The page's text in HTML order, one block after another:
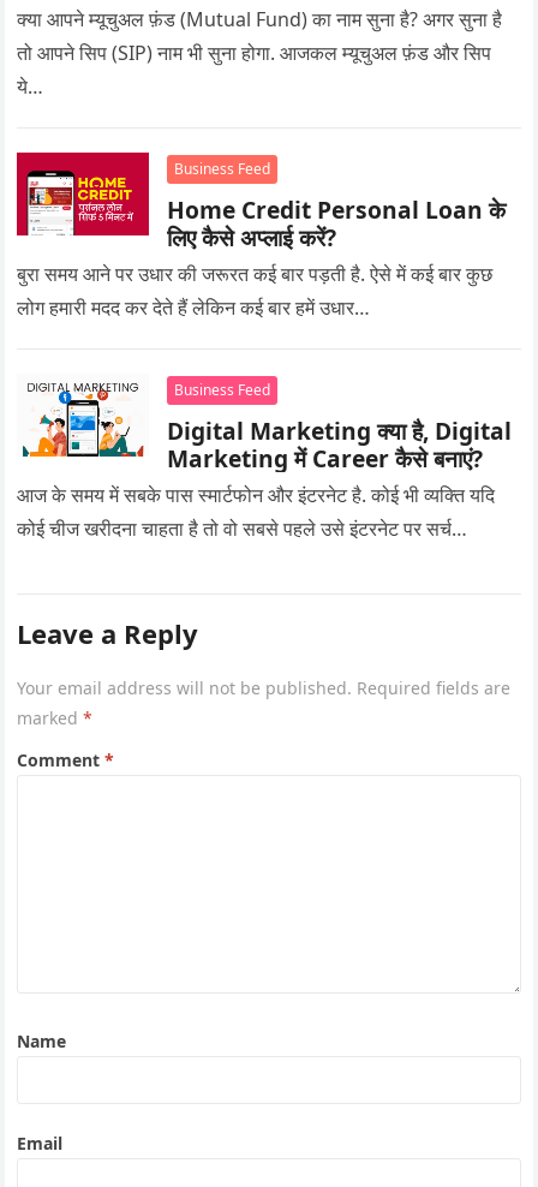
क्या आपने म्यूचुअल फ़ंड (Mutual Fund) का नाम सुना है? अगर सुना है
तो आपने सिप (SIP) नाम भी सुना होगा. आजकल म्यूचुअल फ़ंड और सिप
ये…
Business Feed
Home Credit Personal Loan के
लिए कैसे अप्लाई करें?
बुरा समय आने पर उधार की जरूरत कई बार पड़ती है. ऐसे में कई बार कुछ
लोग हमारी मदद कर देते हैं लेकिन कई बार हमें उधार…
Business Feed
Digital Marketing क्या है, Digital
Marketing में Career कैसे बनाएं?
आज के समय में सबके पास स्मार्टफोन और इंटरनेट है. कोई भी व्यक्ति यदि
कोई चीज खरीदना चाहता है तो वो सबसे पहले उसे इंटरनेट पर सर्च…
Leave a Reply
Your email address will not be published. Required fields are
marked*
Comment*
Name
Email